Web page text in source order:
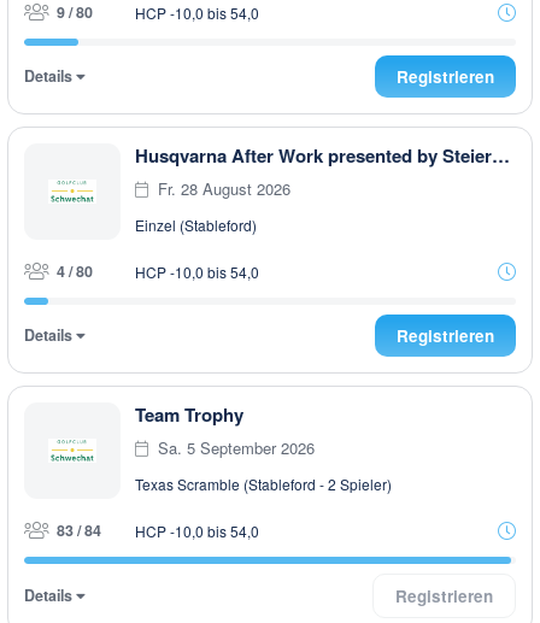
9 / 80 HCP -10,0 bis 54,0
Details Registrieren
Husqvarna After Work presented by Steiermark GOLF CARD
Fr. 28 August 2026
Einzel (Stableford)
4 / 80 HCP -10,0 bis 54,0
Details Registrieren
Team Trophy
Sa. 5 September 2026
Texas Scramble (Stableford - 2 Spieler)
83 / 84 HCP -10,0 bis 54,0
Details Registrieren